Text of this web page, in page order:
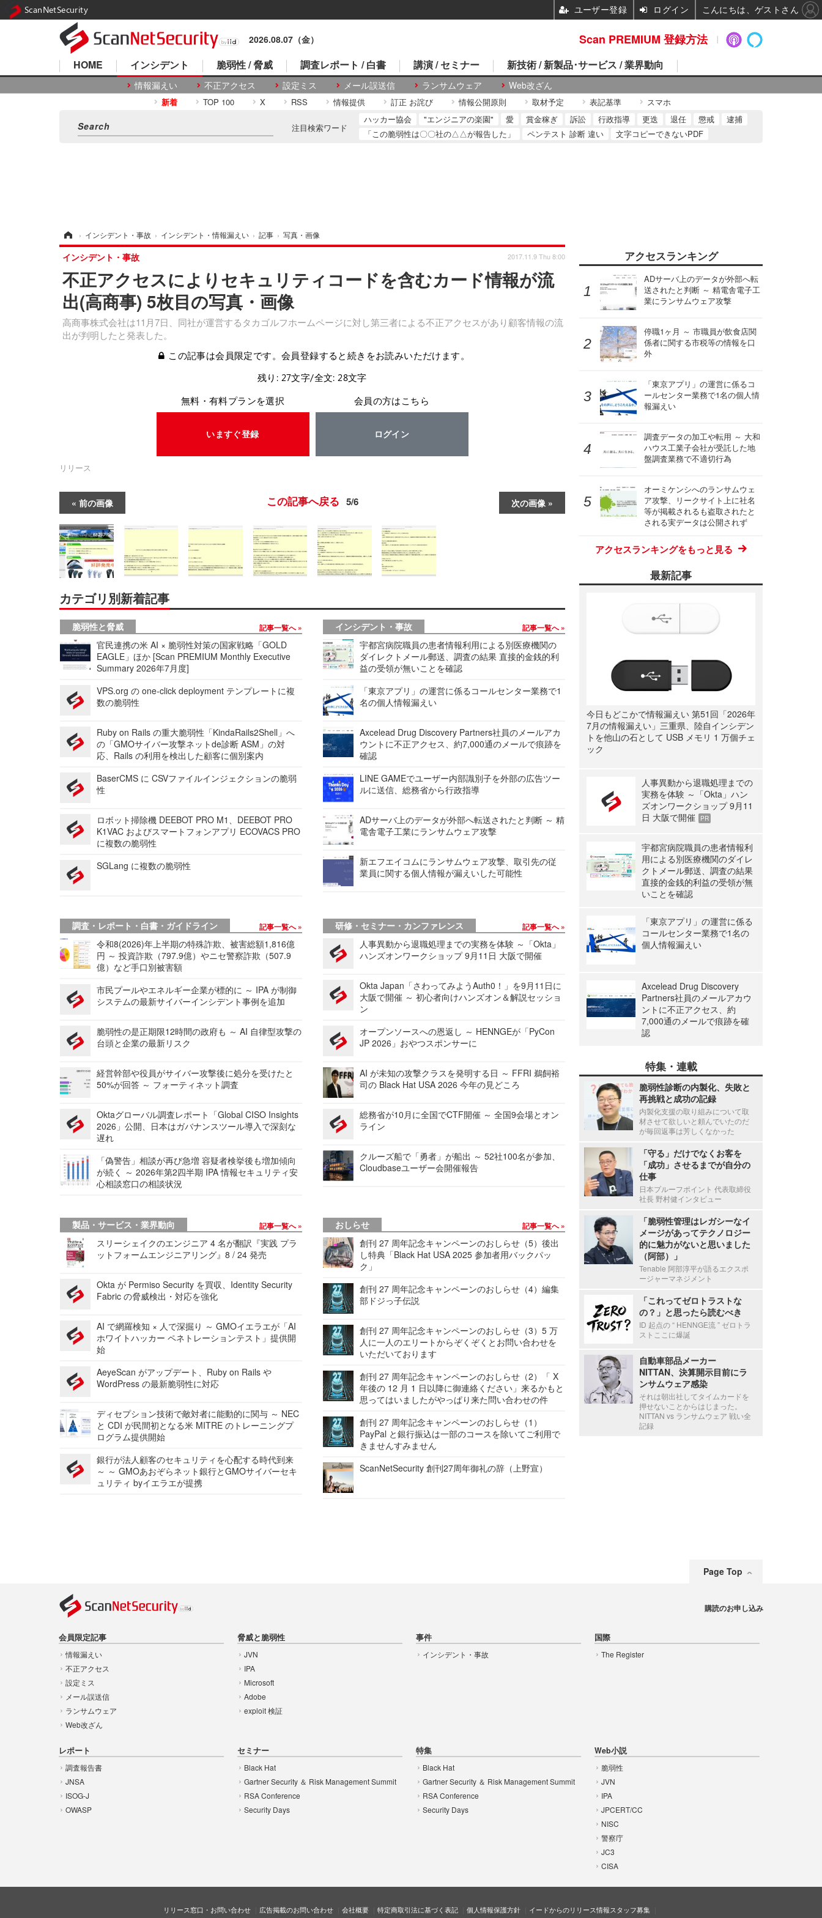
2026.08.07（金）
HOME インシデント
情報漏えい 不正アクセス 設定ミス メール誤送信 ランサムウェア Web改ざん
脆弱性 / 脅威 調査レポート / 白書 講演 / セミナー 新技術 / 新製品･サービス / 業界動向
新着 TOP 100 X RSS 情報提供 訂正 お詫び 情報公開原則 取材予定 表記基準 スマホ
注目検索ワード
ハッカー協会 "エンジニアの楽園" 愛 賞金稼ぎ 訴訟 行政指導 更迭 退任 懲戒
逮捕
「この脆弱性は〇〇社の△△が報告した」
ペンテスト 診断 違い 文字コピーできないPDF
› インシデント・事故 › インシデント・情報漏えい › 記事 › 写真・画像
不正アクセスによりセキュリティコードを含むカード情報が流
出(高商事) 5枚目の写真・画像
高商事株式会社は11月7日、同社が運営するタカゴルフホームページに対し第三者による不正アクセスがあり顧客情報の流
出が判明したと発表した。
インシデント・事故 2017.11.9 Thu 8:00
この記事は会員限定です。会員登録すると続きをお読みいただけます。
残り: 27文字/全文: 28文字
無料・有料プランを選択
いますぐ登録
会員の方はこちら
ログイン
リリース
前の画像 次の画像
この記事へ戻る 5/6
カテゴリ別新着記事
脆弱性と脅威 記事一覧へ
官民連携の米 AI × 脆弱性対策の国家戦略「GOLD
EAGLE」ほか [Scan PREMIUM Monthly Executive
Summary 2026年7月度]
VPS.org の one-click deployment テンプレートに複
数の脆弱性
Ruby on Rails の重大脆弱性「KindaRails2Shell」へ
の「GMOサイバー攻撃ネットde診断 ASM」の対
応、Rails の利用を検出した顧客に個別案内
BaserCMS に CSVファイルインジェクションの脆弱
性
ロボット掃除機 DEEBOT PRO M1、DEEBOT PRO
K1VAC およびスマートフォンアプリ ECOVACS PRO
に複数の脆弱性
SGLang に複数の脆弱性
インシデント・事故 記事一覧へ
宇都宮病院職員の患者情報利用による別医療機関の
ダイレクトメール郵送、調査の結果 直接的金銭的利
益の受領が無いことを確認
「東京アプリ」の運営に係るコールセンター業務で1
名の個人情報漏えい
Axcelead Drug Discovery Partners社員のメールアカ
ウントに不正アクセス、約7,000通のメールで痕跡を
確認
LINE GAMEでユーザー内部識別子を外部の広告ツー
ルに送信、総務省から行政指導
ADサーバ上のデータが外部へ転送されたと判断 ～ 精
電舎電子工業にランサムウェア攻撃
新エフエイコムにランサムウェア攻撃、取引先の従
業員に関する個人情報が漏えいした可能性
調査・レポート・白書・ガイドライン 記事一覧へ
令和8(2026)年上半期の特殊詐欺、被害総額1,816億
円 ～ 投資詐欺（797.9億）やニセ警察詐欺（507.9
億）など手口別被害額
市民プールやエネルギー企業が標的に ～ IPA が制御
システムの最新サイバーインシデント事例を追加
脆弱性の是正期限12時間の政府も ～ AI 自律型攻撃の
台頭と企業の最新リスク
経営幹部や役員がサイバー攻撃後に処分を受けたと
50%が回答 ～ フォーティネット調査
Oktaグローバル調査レポート「Global CISO Insights
2026」公開、日本はガバナンスツール導入で深刻な
遅れ
「偽警告」相談が再び急増 容疑者検挙後も増加傾向
が続く ～ 2026年第2四半期 IPA 情報セキュリティ安
心相談窓口の相談状況
研修・セミナー・カンファレンス 記事一覧へ
人事異動から退職処理までの実務を体験 ～「Okta」
ハンズオンワークショップ 9月11日 大阪で開催
Okta Japan「さわってみようAuth0！」を9月11日に
大阪で開催 ～ 初心者向けハンズオン＆解説セッショ
ン
オープンソースへの恩返し ～ HENNGEが「PyCon
JP 2026」おやつスポンサーに
AI が未知の攻撃クラスを発明する日 ～ FFRI 鵜飼裕
司の Black Hat USA 2026 今年の見どころ
総務省が10月に全国でCTF開催 ～ 全国9会場とオン
ライン
クルーズ船で「勇者」が船出 ～ 52社100名が参加、
Cloudbaseユーザー会開催報告
製品・サービス・業界動向 記事一覧へ
スリーシェイクのエンジニア 4 名が翻訳『実践 プラ
ットフォームエンジニアリング』8 / 24 発売
Okta が Permiso Security を買収、Identity Security
Fabric の脅威検出・対応を強化
AI で網羅検知 × 人で深掘り ～ GMOイエラエが「AI
ホワイトハッカー ペネトレーションテスト」提供開
始
AeyeScan がアップデート、Ruby on Rails や
WordPress の最新脆弱性に対応
ディセプション技術で敵対者に能動的に関与 ～ NEC
と CDI が民間初となる米 MITRE のトレーニングプ
ログラム提供開始
銀行が法人顧客のセキュリティを心配する時代到来
～ ～ GMOあおぞらネット銀行とGMOサイバーセキ
ュリティ byイエラエが提携
おしらせ 記事一覧へ
創刊 27 周年記念キャンペーンのおしらせ（5）後出
し特典「Black Hat USA 2025 参加者用バックパッ
ク」
創刊 27 周年記念キャンペーンのおしらせ（4）編集
部ドジっ子伝説
創刊 27 周年記念キャンペーンのおしらせ（3）5 万
人に一人のエリートからぞくぞくとお問い合わせを
いただいております
創刊 27 周年記念キャンペーンのおしらせ（2）「 X
年後の 12 月 1 日以降に御連絡ください」来るかもと
思ってはいましたがやっぱり来た問い合わせの件
創刊 27 周年記念キャンペーンのおしらせ（1）
PayPal と銀行振込は一部のコースを除いてご利用で
きませんすみません
ScanNetSecurity 創刊27周年御礼の辞（上野宣）
アクセスランキング
ADサーバ上のデータが外部へ転
送されたと判断 ～ 精電舎電子工
業にランサムウェア攻撃
停職1ヶ月 ～ 市職員が飲食店関
係者に関する市税等の情報を口
外
「東京アプリ」の運営に係るコ
ールセンター業務で1名の個人情
報漏えい
調査データの加工や転用 ～ 大和
ハウス工業子会社が受託した地
盤調査業務で不適切行為
オーミケンシへのランサムウェ
ア攻撃、リークサイト上に社名
等が掲載されるも盗取されたと
される実データは公開されず
アクセスランキングをもっと見る
最新記事
今日もどこかで情報漏えい 第51回「2026年
7月の情報漏えい」三重県、陸自インシデン
トを他山の石として USB メモリ 1 万個チェ
ック
人事異動から退職処理までの
実務を体験 ～「Okta」ハン
ズオンワークショップ 9月11
日 大阪で開催
PR
宇都宮病院職員の患者情報利
用による別医療機関のダイレ
クトメール郵送、調査の結果
直接的金銭的利益の受領が無
いことを確認
「東京アプリ」の運営に係る
コールセンター業務で1名の
個人情報漏えい
Axcelead Drug Discovery
Partners社員のメールアカウ
ントに不正アクセス、約
7,000通のメールで痕跡を確
認
特集・連載
脆弱性診断の内製化、失敗と
再挑戦と成功の記録
内製化支援の取り組みについて取
材させて欲しいと頼んでいたのだ
が毎回返事は芳しくなかった
「守る」だけでなくお客を
「成功」させるまでが自分の
仕事
日本プルーフポイント 代表取締役
社長 野村健インタビュー
「脆弱性管理はレガシーなイ
メージがあってテクノロジー
的に魅力がないと思いました
（阿部）」
Tenable 阿部淳平が語るエクスポ
ージャーマネジメント
「これってゼロトラストな
の？」と思ったら読むべき
ID 起点の “ HENNGE流 ” ゼロトラ
ストここに爆誕
自動車部品メーカー
NITTAN、決算開示目前にラ
ンサムウェア感染
それは朝出社してタイムカードを
押せないことからはじまった。
NITTAN vs ランサムウェア 戦い全
記録
Page Top
会員限定記事
情報漏えい
不正アクセス
設定ミス
メール誤送信
ランサムウェア
Web改ざん
脅威と脆弱性
JVN
IPA
Microsoft
Adobe
exploit 検証
事件
インシデント・事故
国際
The Register
レポート
調査報告書
JNSA
ISOG-J
OWASP
セミナー
Black Hat
Gartner Security ＆ Risk Management Summit
RSA Conference
Security Days
特集
Black Hat
Gartner Security ＆ Risk Management Summit
RSA Conference
Security Days
Web小説
脆弱性
JVN
IPA
JPCERT/CC
NISC
警察庁
JC3
CISA
購読のお申し込み
リリース窓口・お問い合わせ 広告掲載のお問い合わせ 会社概要 特定商取引法に基づく表記 個人情報保護方針 イードからのリリース情報スタッフ募集
Scan PREMIUM 登録方法
ScanNetSecurity ユーザー登録 ログイン こんにちは、ゲストさん